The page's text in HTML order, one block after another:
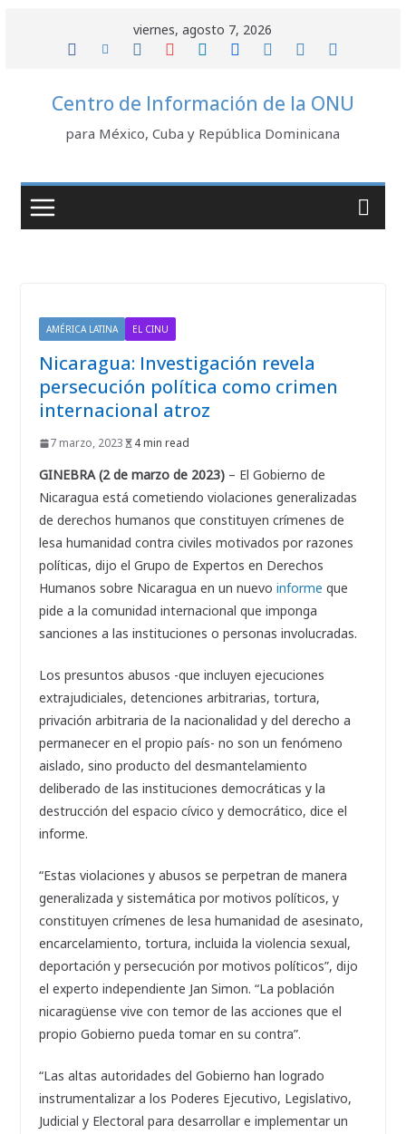
viernes, agosto 7, 2026
Centro de Información de la ONU
para México, Cuba y República Dominicana
AMÉRICA LATINA EL CINU
Nicaragua: Investigación revela
persecución política como crimen
internacional atroz
7 marzo, 2023 4 min read
GINEBRA (2 de marzo de 2023) – El Gobierno de
Nicaragua está cometiendo violaciones generalizadas
de derechos humanos que constituyen crímenes de
lesa humanidad contra civiles motivados por razones
políticas, dijo el Grupo de Expertos en Derechos
Humanos sobre Nicaragua en un nuevo informe que
pide a la comunidad internacional que imponga
sanciones a las instituciones o personas involucradas.
Los presuntos abusos -que incluyen ejecuciones
extrajudiciales, detenciones arbitrarias, tortura,
privación arbitraria de la nacionalidad y del derecho a
permanecer en el propio país- no son un fenómeno
aislado, sino producto del desmantelamiento
deliberado de las instituciones democráticas y la
destrucción del espacio cívico y democrático, dice el
informe.
“Estas violaciones y abusos se perpetran de manera
generalizada y sistemática por motivos políticos, y
constituyen crímenes de lesa humanidad de asesinato,
encarcelamiento, tortura, incluida la violencia sexual,
deportación y persecución por motivos políticos”, dijo
el experto independiente Jan Simon. “La población
nicaragüense vive con temor de las acciones que el
propio Gobierno pueda tomar en su contra”.
“Las altas autoridades del Gobierno han logrado
instrumentalizar a los Poderes Ejecutivo, Legislativo,
Judicial y Electoral para desarrollar e implementar un